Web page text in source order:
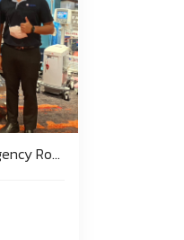
งานประชุมวิชาการ First hour in Emergency Room 2023